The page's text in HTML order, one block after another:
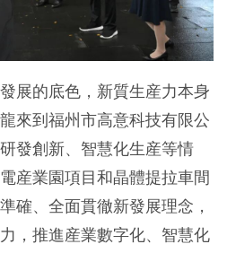
的底色，新質生産力本身
來到福州市高意科技有限公
發創新、智慧化生産等情
産業園項目和晶體提拉車間
確、全面貫徹新發展理念，
，推進産業數字化、智慧化